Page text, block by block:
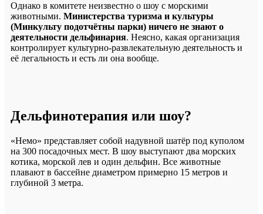
Однако в комитете неизвестно о шоу с морскими
животными. Министерства туризма и культуры
(Минкульту подотчётны парки) ничего не знают о
деятельности дельфинария. Неясно, какая организация
контролирует культурно-развлекательную деятельность и
её легальность и есть ли она вообще.
Дельфинотерапия или шоу?
«Немо» представляет собой надувной шатёр под куполом
на 300 посадочных мест. В шоу выступают два морских
котика, морской лев и один дельфин. Все животные
плавают в бассейне диаметром примерно 15 метров и
глубиной 3 метра.